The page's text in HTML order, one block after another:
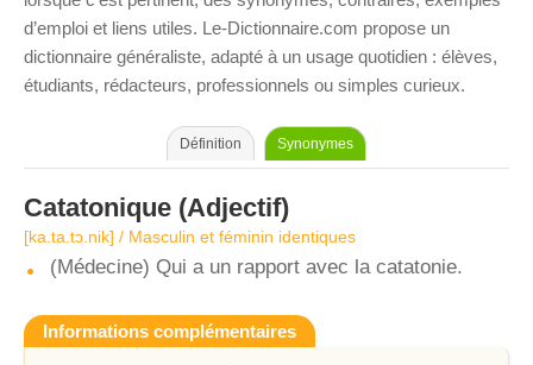
d’emploi et liens utiles. Le-Dictionnaire.com propose un
dictionnaire généraliste, adapté à un usage quotidien : élèves,
étudiants, rédacteurs, professionnels ou simples curieux.
Définition Synonymes
Catatonique (Adjectif)
[ka.ta.tɔ.nik] / Masculin et féminin identiques
(Médecine) Qui a un rapport avec la catatonie.
Informations complémentaires